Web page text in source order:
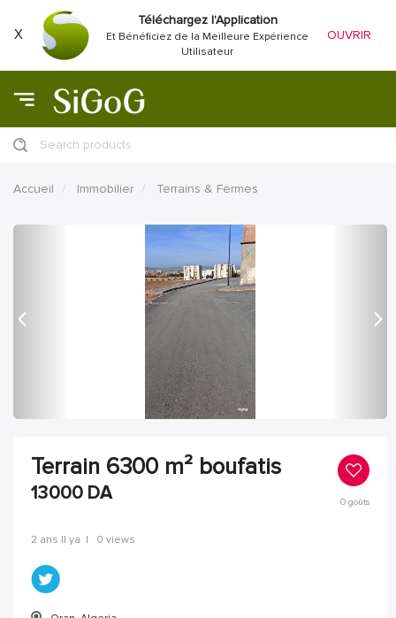
X
Téléchargez l'Application
Et Bénéficiez de la Meilleure Expérience
Utilisateur
OUVRIR
Search products
Accueil Immobilier Terrains & Fermes
Terrain 6300 m² boufatis
13000 DA 0goûts
2 ans Il ya | 0 views